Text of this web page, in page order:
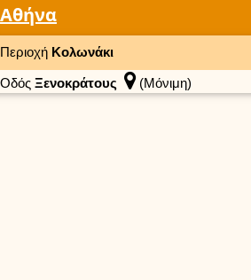
Αθήνα
Περιοχή Κολωνάκι
Οδός Ξενοκράτους (Μόνιμη)